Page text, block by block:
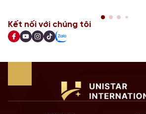
bớt những chi phí này trong vài năm tới.
đi gần đây nhất nhằm […]
Kết nối với chúng tôi